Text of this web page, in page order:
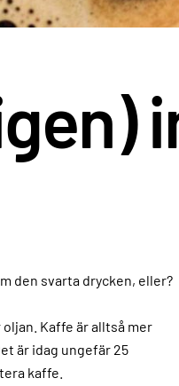
den svarta drycken, eller?
Kaffe är alltså mer
är idag ungefär 25
kaffe.